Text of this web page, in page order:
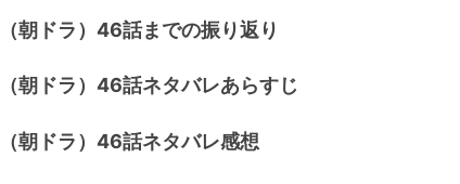
朝ドラ）46話までの振り返り
朝ドラ）46話ネタバレあらすじ
朝ドラ）46話ネタバレ感想